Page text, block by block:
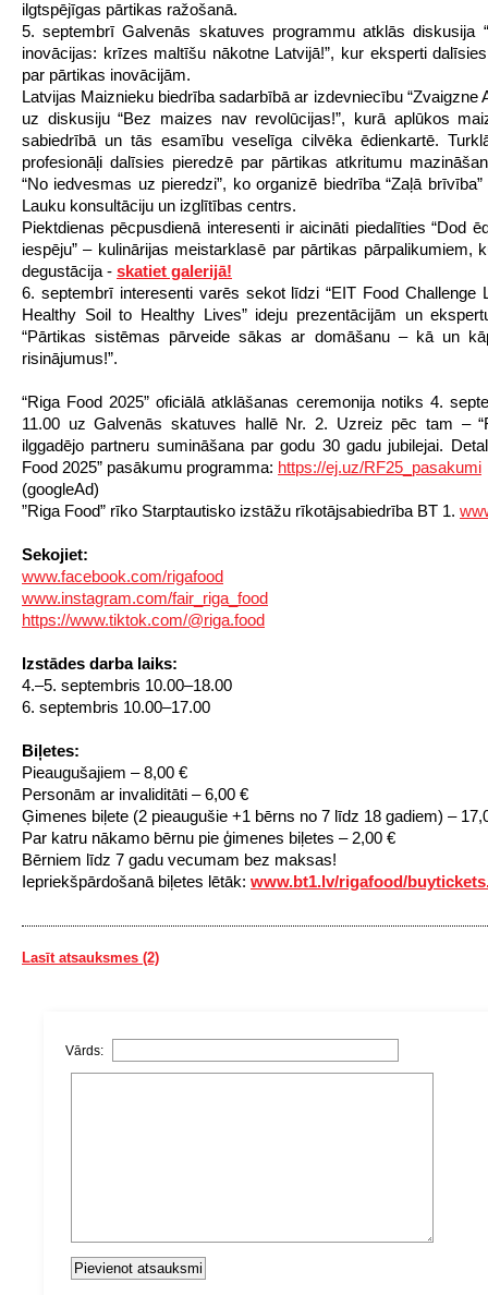
ilgtspējīgas pārtikas ražošanā.
5. septembrī Galvenās skatuves programmu atklās diskusija
inovācijas: krīzes maltīšu nākotne Latvijā!”, kur eksperti
par pārtikas inovācijām.
Latvijas Maiznieku biedrība sadarbībā ar izdevniecību “Zvaigzne
uz diskusiju “Bez maizes nav revolūcijas!”, kurā aplūkos
sabiedrībā un tās esamību veselīga cilvēka ēdienkartē.
profesionāļi dalīsies pieredzē par pārtikas atkritumu
“No iedvesmas uz pieredzi”, ko organizē biedrība “Zaļā
Lauku konsultāciju un izglītības centrs.
Piektdienas pēcpusdienā interesenti ir aicināti piedalīties “Dod
iespēju” – kulinārijas meistarklasē par pārtikas pārpalikumiem,
degustācija - skatiet galerijā!
6. septembrī interesenti varēs sekot līdzi “EIT Food Challenge
Healthy Soil to Healthy Lives” ideju prezentācijām un
“Pārtikas sistēmas pārveide sākas ar domāšanu – kā un
risinājumus!”.
“Riga Food 2025” oficiālā atklāšanas ceremonija notiks 4.
11.00 uz Galvenās skatuves hallē Nr. 2. Uzreiz pēc tam –
ilggadējo partneru sumināšana par godu 30 gadu jubilejai.
Food 2025” pasākumu programma: https://ej.uz/RF25_pasakumi
(googleAd)
”Riga Food” rīko Starptautisko izstāžu rīkotājsabiedrība BT 1.
Sekojiet:
www.facebook.com/rigafood
www.instagram.com/fair_riga_food
https://www.tiktok.com/@riga.food
Izstādes darba laiks:
4.–5. septembris 10.00–18.00
6. septembris 10.00–17.00
Biļetes:
Pieaugušajiem – 8,00 €
Personām ar invaliditāti – 6,00 €
Ģimenes biļete (2 pieaugušie +1 bērns no 7 līdz 18 gadiem) –
Par katru nākamo bērnu pie ģimenes biļetes – 2,00 €
Bērniem līdz 7 gadu vecumam bez maksas!
Iepriekšpārdošanā biļetes lētāk: www.bt1.lv/rigafood/
Lasīt atsauksmes (2)
Vārds: